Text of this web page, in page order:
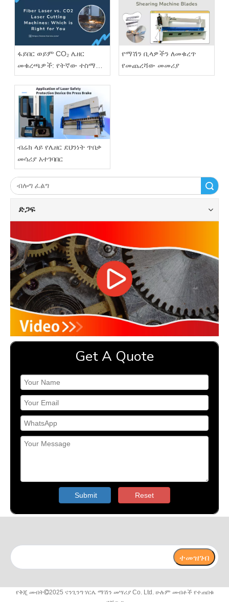
ፋይበር ወይም CO₂ ሌዘር
መቁረጫዎች: የትኛው ተስማሚ
ነው?
የማሽን ቢላዎችን ለመቁረጥ
የመጨረሻው መመሪያ
ብሬክ ላይ የሌዘር ደህንነት ጥበቃ
መሳሪያ አተገባበር
ድጋፍ
Get A Quote
Submit Reset
ተመዝገብ
የቅጂ መብት2025 ናንጊንግ ሃርሌ ማሽን መሣሪያ Co. Ltd. ሁሉም መብቶች የተጠበቁ